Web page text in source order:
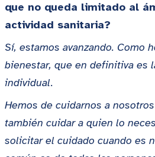
que no queda limitado al
actividad sanitaria?
Sí, estamos avanzando. Como
bienestar, que en definitiva es
individual.
Hemos de cuidarnos a
también cuidar a quien lo
solicitar el cuidado cuando es